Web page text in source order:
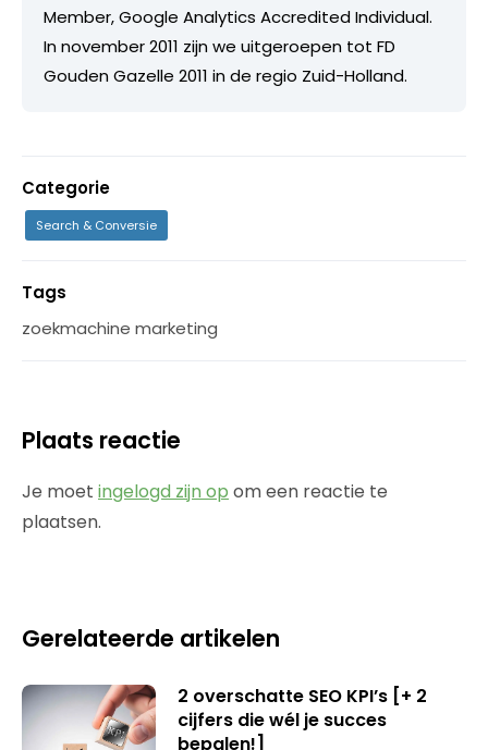
Member, Google Analytics Accredited Individual.
In november 2011 zijn we uitgeroepen tot FD
Gouden Gazelle 2011 in de regio Zuid-Holland.
Categorie
Search & Conversie
Tags
zoekmachine marketing
Plaats reactie
Je moet ingelogd zijn op om een reactie te
plaatsen.
Gerelateerde artikelen
2 overschatte SEO KPI’s [+ 2
cijfers die wél je succes
bepalen!]